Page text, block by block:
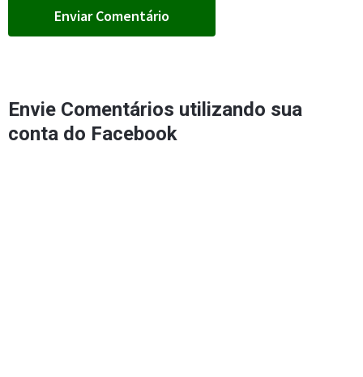
Envie Comentários utilizando sua
conta do Facebook